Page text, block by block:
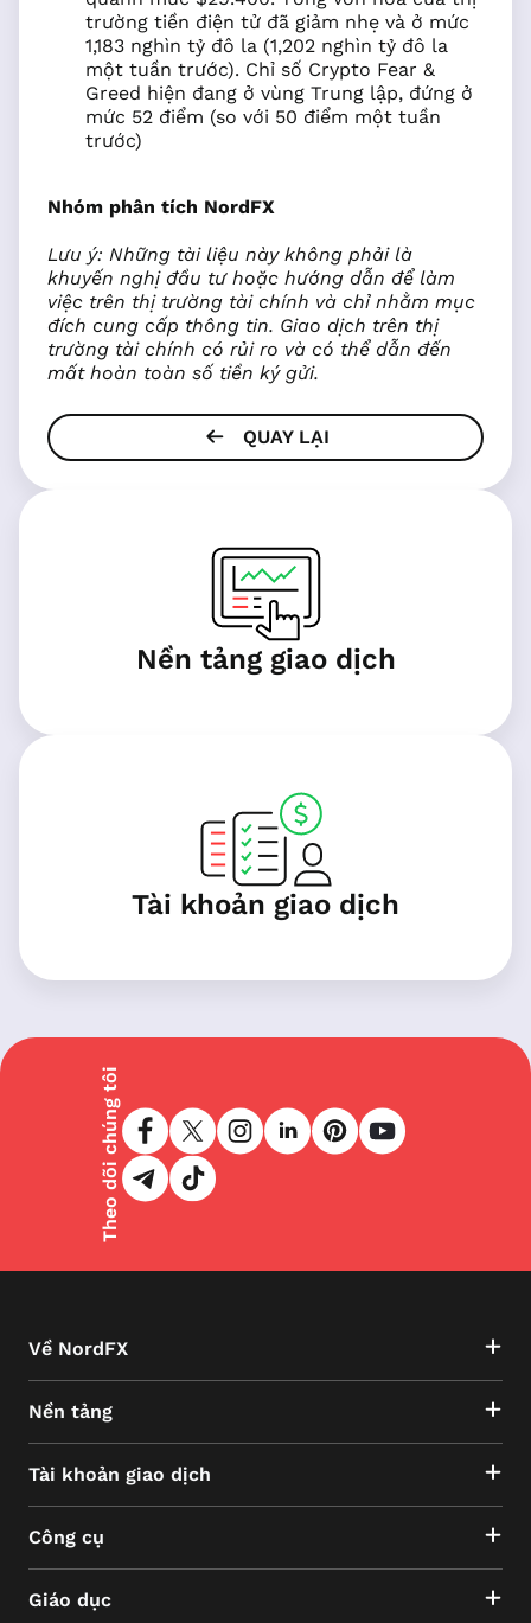
trường tiền điện tử đã giảm nhẹ và ở mức
1,183 nghìn tỷ đô la (1,202 nghìn tỷ đô la
một tuần trước). Chỉ số Crypto Fear &
Greed hiện đang ở vùng Trung lập, đứng ở
mức 52 điểm (so với 50 điểm một tuần
trước)
Nhóm phân tích NordFX
Lưu ý: Những tài liệu này không phải là
khuyến nghị đầu tư hoặc hướng dẫn để làm
việc trên thị trường tài chính và chỉ nhằm mục
đích cung cấp thông tin. Giao dịch trên thị
trường tài chính có rủi ro và có thể dẫn đến
mất hoàn toàn số tiền ký gửi.
QUAY LẠI
Nền tảng giao dịch
Tài khoản giao dịch
Theo dõi chúng tôi
Về NordFX
Nền tảng
Tài khoản giao dịch
Công cụ
Giáo dục